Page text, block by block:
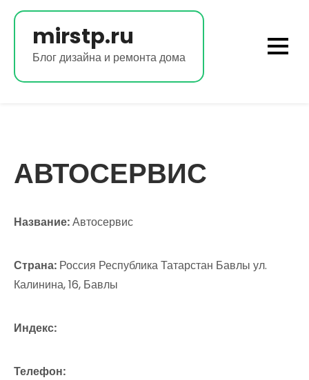
Перейти
содержимомуmirstp.ru
Блог дизайна и ремонта дома
АВТОСЕРВИС
Название:Автосервис
Страна: Россия Республика Татарстан Бавлы ул.
Калинина, 16, Бавлы
Индекс:
Телефон: